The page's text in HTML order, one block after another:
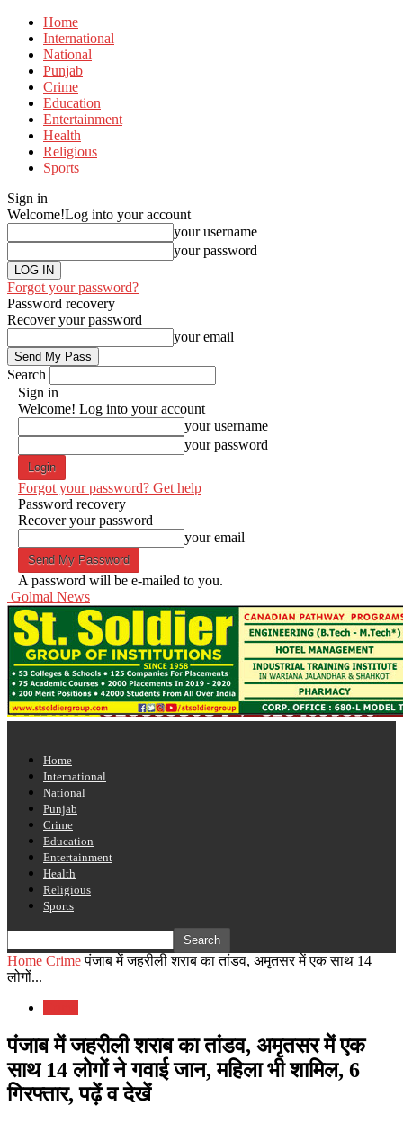
Home
International
National
Punjab
Crime
Education
Entertainment
Health
Religious
Sports
Sign in
Welcome!Log into your account
your username
your password
Forgot your password?
Password recovery
Recover your password
your email
Search
Sign in
Welcome! Log into your account
your username
your password
Forgot your password? Get help
Password recovery
Recover your password
your email
A password will be e-mailed to you.
Golmal News
Home
International
National
Punjab
Crime
Education
Entertainment
Health
Religious
Sports
Home Crime पंजाब में जहरीली शराब का तांडव, अमृतसर में एक साथ 14
लोगों...
पंजाब में जहरीली शराब का तांडव, अमृतसर में एक
साथ 14 लोगों ने गवाई जान, महिला भी शामिल, 6
गिरफ्तार, पढ़ें व देखें